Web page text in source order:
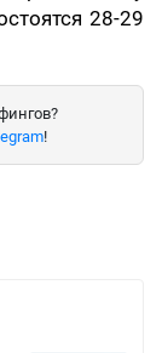
28-29
!